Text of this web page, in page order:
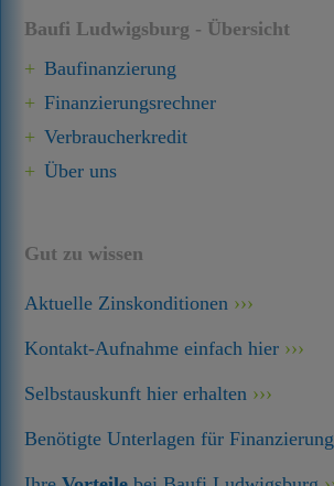
Baufi Ludwigsburg - Übersicht
Baufinanzierung
Finanzierungsrechner
Verbraucherkredit
Über uns
Gut zu wissen
Aktuelle Zinskonditionen
Kontakt-Aufnahme einfach hier
Selbstauskunft hier erhalten
Benötigte Unterlagen für Finanzierung